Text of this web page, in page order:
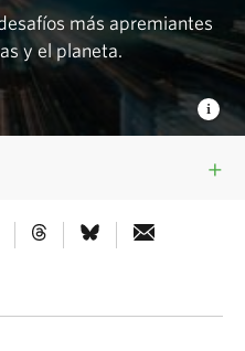
más apremiantes
y el planeta.